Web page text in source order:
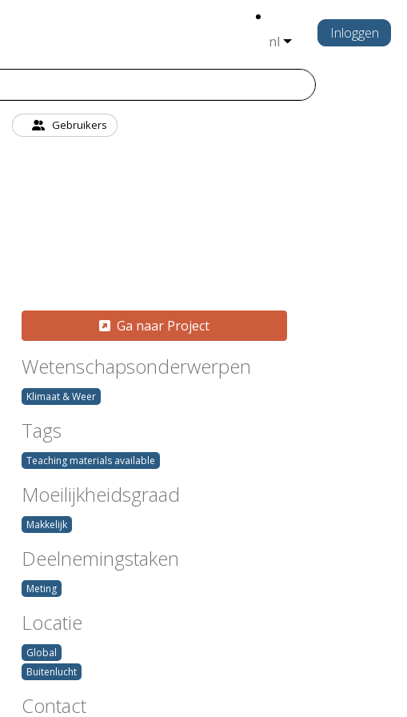
nl Inloggen
Gebruikers
Ga naar Project
Wetenschapsonderwerpen
Klimaat & Weer
Tags
Teaching materials available
Moeilijkheidsgraad
Makkelijk
Deelnemingstaken
Meting
Locatie
Global
Buitenlucht
Contact